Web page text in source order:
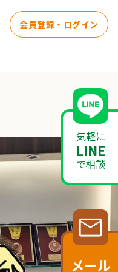
会員登録・ログイン
気軽に
LINE
で相談
メール